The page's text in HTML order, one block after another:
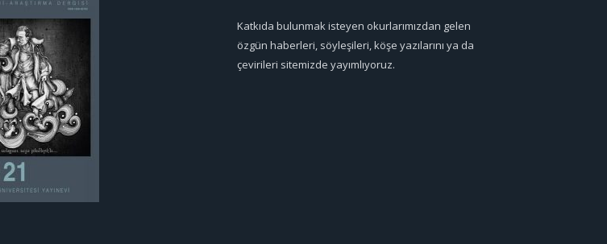
Katkıda bulunmak isteyen okurlarımızdan gelen
özgün haberleri, söyleşileri, köşe yazılarını ya da
çevirileri sitemizde yayımlıyoruz.